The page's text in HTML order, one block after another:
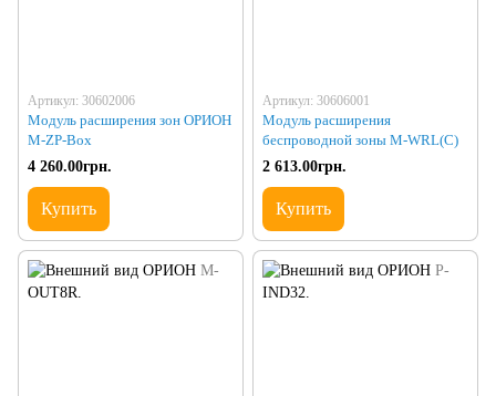
Артикул: 30602006
Модуль расширения зон ОРИОН
M-ZP-Box
4 260.00грн.
Купить
Артикул: 30606001
Модуль расширения
беспроводной зоны M-WRL(С)
2 613.00грн.
Купить